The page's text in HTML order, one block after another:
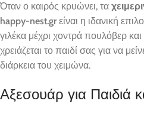
Όταν ο καιρός κρυώνει, τα
happy-nest.gr είναι η ιδανική
γιλέκα μέχρι χοντρά πουλόβερ και
χρειάζεται το παιδί σας για να
διάρκεια του χειμώνα.
Αξεσουάρ για Παιδιά